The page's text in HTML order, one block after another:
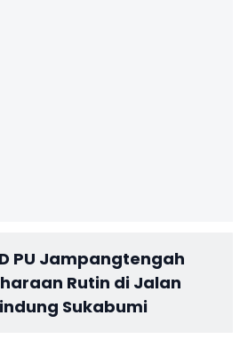
PU Jampangtengah
Rutin di Jalan
Sukabumi